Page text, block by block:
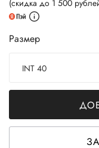
(скидка до 1 500
Размер
INT 40